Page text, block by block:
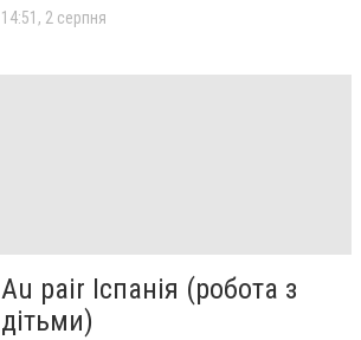
14:51, 2 серпня
Au pair Іспанія (робота з
дітьми)